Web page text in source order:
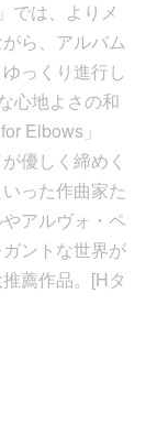
では、よりメ
ら、アルバム
っくり進行し
心地よさの和
Elbows」
優しく締めく
った作曲家た
アルヴォ・ペ
ントな世界が
薦作品。[Hタ